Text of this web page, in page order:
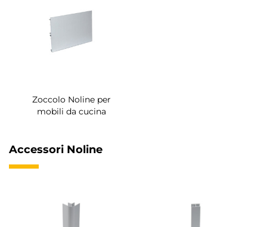
Zoccolo Noline per
mobili da cucina
Accessori Noline